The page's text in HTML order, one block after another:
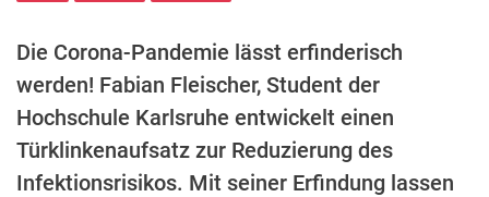
Die Corona-Pandemie lässt erfinderisch
werden! Fabian Fleischer, Student der
Hochschule Karlsruhe entwickelt einen
Türklinkenaufsatz zur Reduzierung des
Infektionsrisikos. Mit seiner Erfindung lassen